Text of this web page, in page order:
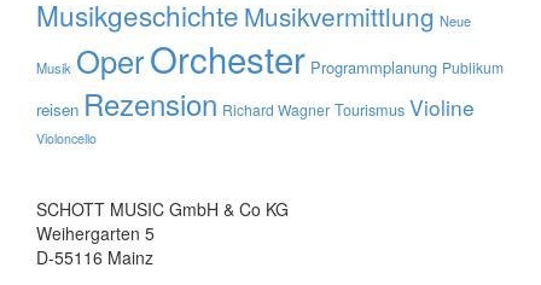
Musikgeschichte Musikvermittlung Neue
Musik OperOrchester Programmplanung Publikum
reisen Rezension Richard Wagner Tourismus Violine
Violoncello
SCHOTT MUSIC GmbH & Co KG
Weihergarten 5
D-55116 Mainz